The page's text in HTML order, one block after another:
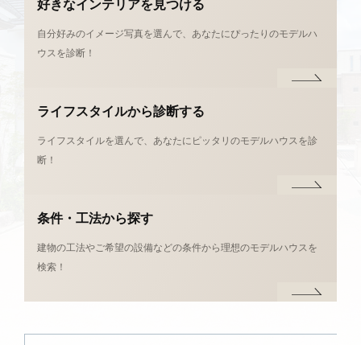
自分好みのイメージ写真を選んで、あなたにぴったりのモデルハ
ウスを診断！
ライフスタイルから診断する
ライフスタイルを選んで、あなたにピッタリのモデルハウスを診
断！
条件・工法から探す
建物の工法やご希望の設備などの条件から理想のモデルハウスを
検索！